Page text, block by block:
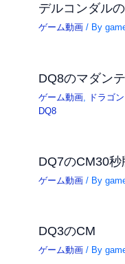
デルコンダル
ゲーム動画 / By
DQ8のマダン
ゲーム動画 ドラゴ
DQ8
DQ7のCM30秒
ゲーム動画 / By
DQ3のCM
ゲーム動画 / By